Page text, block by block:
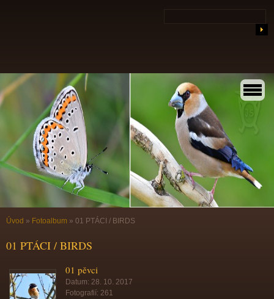
Úvod » Fotoalbum » 01 PTÁCI / BIRDS
01 PTÁCI / BIRDS
01 pěvci
Datum: 28. 10. 2017
Fotografií: 261